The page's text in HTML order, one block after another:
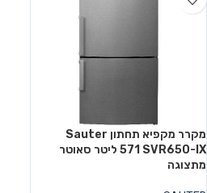
מקרר ‏מקפיא תחתון Sauter
SVR650-IX ‏571 ‏ליטר סאוטר
מתצוגה